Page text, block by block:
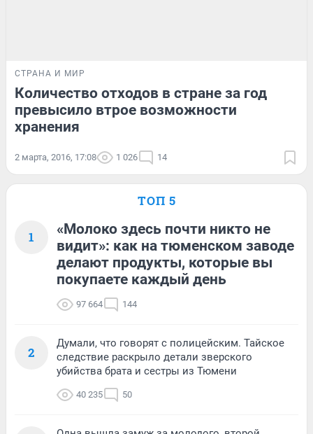
СТРАНА И МИР
Количество отходов в стране за год
превысило втрое возможности
хранения
2 марта, 2016, 17:08 1 026 14
ТОП 5
1
«Молоко здесь почти никто не
видит»: как на тюменском заводе
делают продукты, которые вы
покупаете каждый день
97 664 144
2
Думали, что говорят с полицейским. Тайское
следствие раскрыло детали зверского
убийства брата и сестры из Тюмени
40 235 50